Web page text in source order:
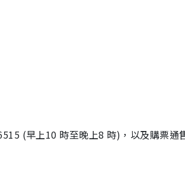
(早上10 時至晚上8 時)，以及購票通